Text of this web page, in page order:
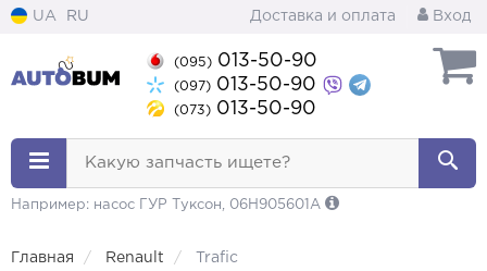
UA RU Доставка и оплата Вход
(095) 013-50-90
(097) 013-50-90
(073) 013-50-90
Какую запчасть ищете?
Например: насос ГУР Туксон, 06H905601A
Главная Renault Trafic